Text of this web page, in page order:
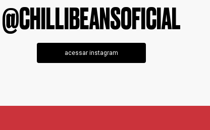
@CHILLIBEANSOFICIAL
acessar instagram